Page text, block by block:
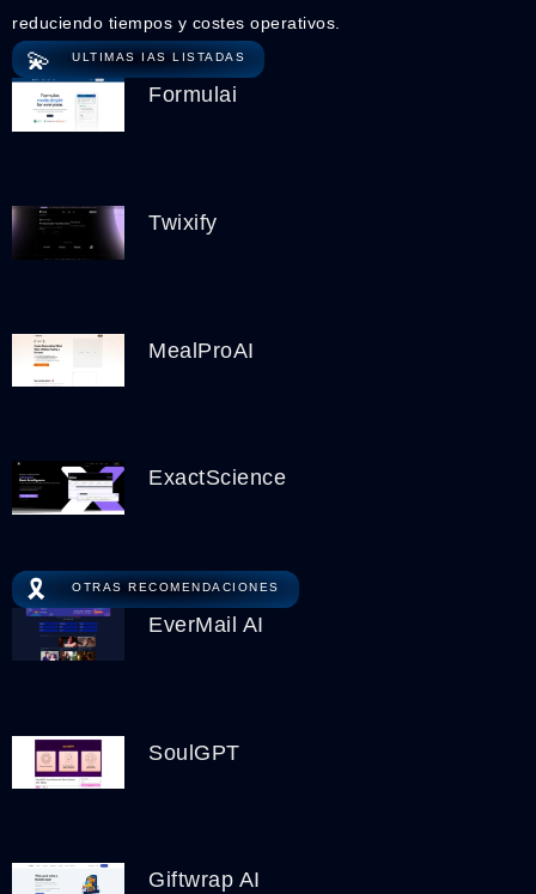
reduciendo tiempos y costes operativos.
💫 ULTIMAS IAS LISTADAS
Formulai
Twixify
MealProAI
ExactScience
🎗️ OTRAS RECOMENDACIONES
EverMail AI
SoulGPT
Giftwrap AI